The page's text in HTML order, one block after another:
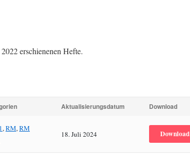
erschienenen Hefte.
Aktualisierungsdatum Download
,RM,RM
18. Juli 2024 Download